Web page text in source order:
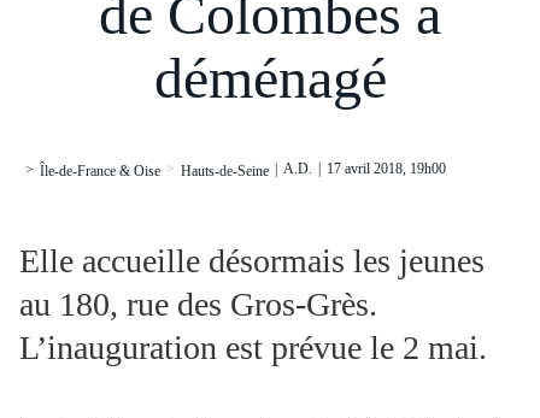
de Colombes a
déménagé
> Île-de-France & Oise > Hauts-de-Seine A.D. 17 avril 2018, 19h00
Elle accueille désormais les jeunes
au 180, rue des Gros-Grès.
L’inauguration est prévue le 2 mai.